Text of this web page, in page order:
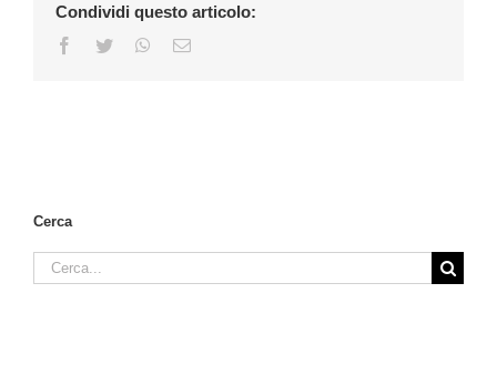
Condividi questo articolo:
Facebook
Twitter WhatsApp
Email
Cerca
Cerca
per: